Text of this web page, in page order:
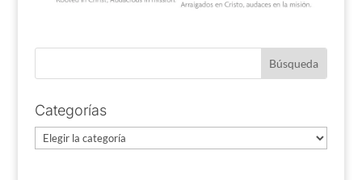
Categorías
Categorías